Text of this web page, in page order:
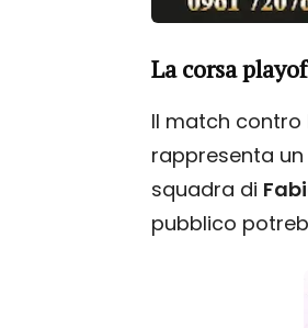
La corsa
Il match contro
rappresenta
squadra di
pubblico